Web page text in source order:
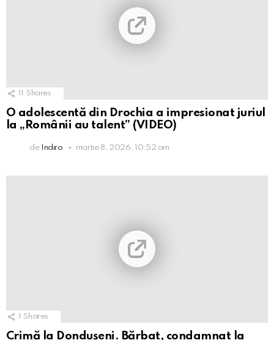
11 Shares
O adolescentă din Drochia a impresionat juriul
la „Românii au talent” (VIDEO)
de Indiro martie 8, 2026, 10:52 am
1 Shares
Crimă la Dondușeni. Bărbat, condamnat la